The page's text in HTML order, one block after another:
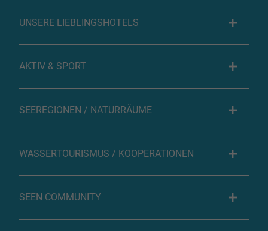
UNSERE LIEBLINGSHOTELS
AKTIV & SPORT
SEEREGIONEN / NATURRÄUME
WASSERTOURISMUS / KOOPERATIONEN
SEEN COMMUNITY